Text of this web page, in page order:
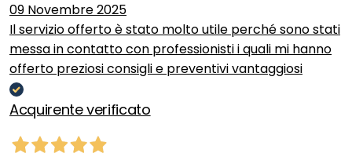
09 Novembre 2025
Il servizio offerto è stato molto utile perché sono stati
messa in contatto con professionisti i quali mi hanno
offerto preziosi consigli e preventivi vantaggiosi
Acquirente verificato